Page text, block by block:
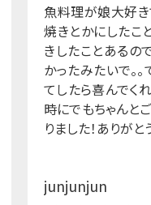
魚料理が娘大好き
焼きとかにしたこ
きしたことあるの
かったみたいで。
てしたら喜んでく
時にでもちゃんと
りました！ありがと
junjunjun